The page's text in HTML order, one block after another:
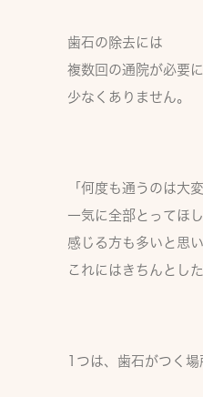
歯石の除去には
複数回の通院が必要
少なくありません。
「何度も通うのは大
一気に全部とってほ
感じる方も多いと思い
これにはきちんとし
1つは、歯石がつく場